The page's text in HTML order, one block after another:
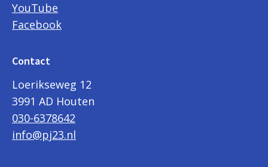
YouTube
Facebook
Contact
Loerikseweg 12
3991 AD Houten
030-6378642
info@pj23.nl